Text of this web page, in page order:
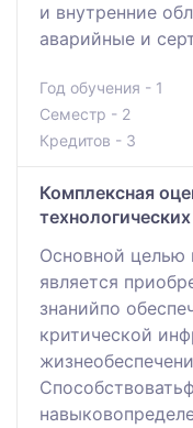
и внутренние
авaрийные и
Год обучения - 1
Семестр - 2
Кредитов - 3
Комплексная
Основной целью
является
знанийпо
критической